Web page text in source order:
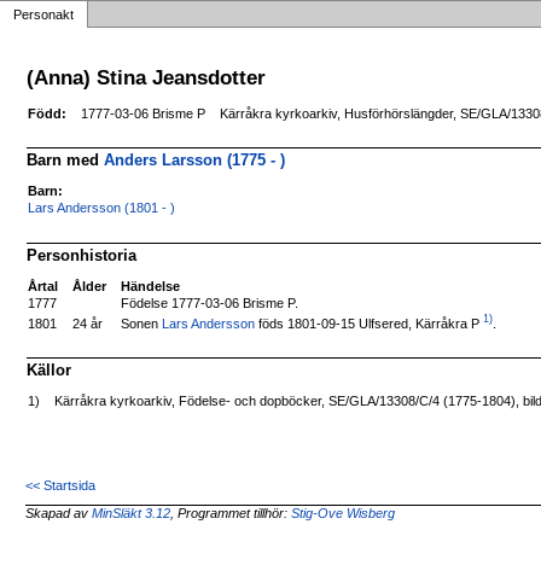
Personakt
(Anna) Stina Jeansdotter
Född: 1777-03-06 Brisme P Kärråkra kyrkoarkiv, Husförhörslängder, SE/GLA/
Barn medAnders Larsson (1775 - )
Barn:
Lars Andersson (1801 - )
Personhistoria
Årtal Ålder
Händelse
1777
Födelse 1777-03-06 Brisme P.
1801
24 år SonenLars Andersson föds 1801-09-15 Ulfsered, Kärråkra P 1)
Källor
1) Kärråkra kyrkoarkiv, Födelse- och dopböcker, SE/GLA/13308/C/4 (1775-1804),
<< Startsida
Skapad avMinSläkt 3.12 , Programmet tillhör:Stig-Ove Wisberg